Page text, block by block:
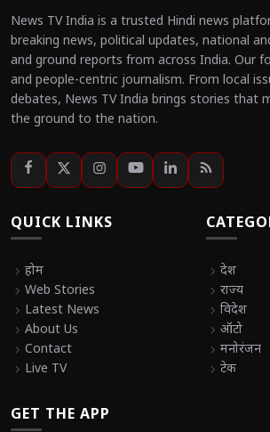
News TV India is a trusted Hindi news
breaking news, political updates, national
and ground reports from across India. Our
and people-centric journalism. From local
debates, News TV India brings stories that
the ground to the nation.
QUICK LINKS
chevron_right होम
chevron_right Web Stories
chevron_right Latest News
chevron_right About Us
chevron_right Contact
chevron_right Live TV
chevron_right देश
chevron_right राज्य
chevron_right विदेश
chevron_right ऑटो
chevron_right मनोरंजन
chevron_right टेक
GET THE APP